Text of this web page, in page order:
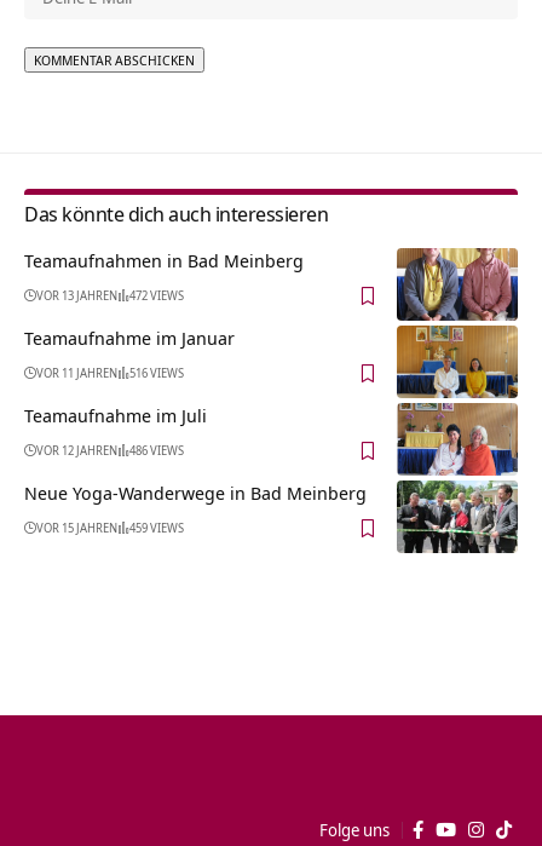
Das könnte dich auch interessieren
Teamaufnahmen in Bad Meinberg
VOR 13 JAHREN 472 VIEWS
Teamaufnahme im Januar
VOR 11 JAHREN 516 VIEWS
Teamaufnahme im Juli
VOR 12 JAHREN 486 VIEWS
Neue Yoga-Wanderwege in Bad Meinberg
VOR 15 JAHREN 459 VIEWS
Folge uns